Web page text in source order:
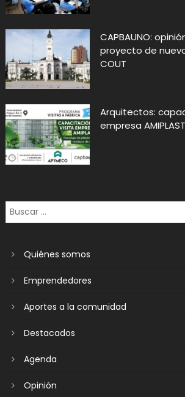
CAPBAUNO:
proyecto de
COUT
Arquitectos:
empresa AMIPLAST
Quiénes somos
Emprendedores
Aportes a la comunidad
Destacados
Agenda
Opinión